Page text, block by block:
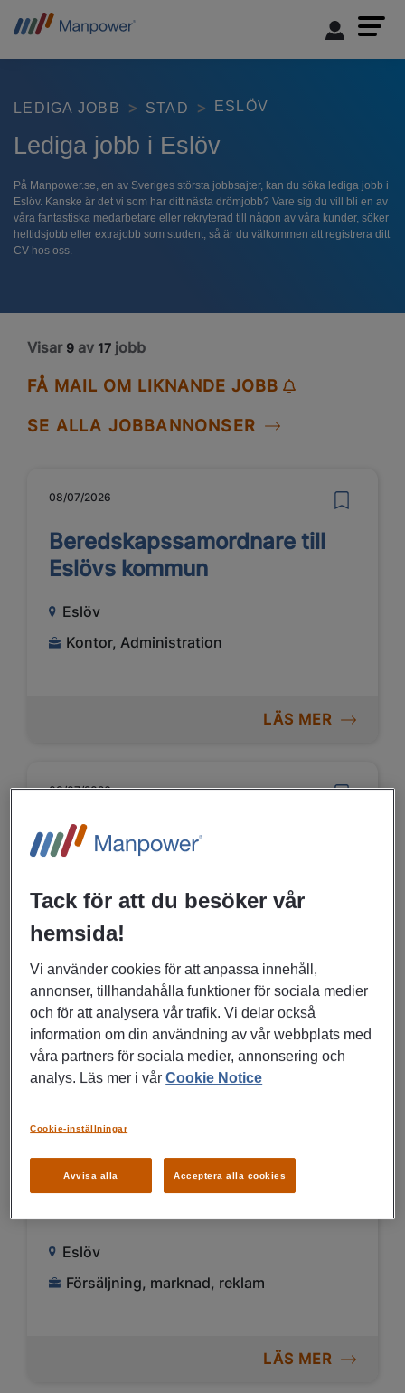
LEDIGA JOBB STAD ESLÖV
Lediga jobb i Eslöv
På Manpower.se, en av Sveriges största jobbsajter, kan du söka lediga jobb i
Eslöv. Kanske är det vi som har ditt nästa drömjobb? Vare sig du vill bli en av
våra fantastiska medarbetare eller rekryterad till någon av våra kunder, söker
heltidsjobb eller extrajobb som student, så är du välkommen att registrera ditt
CV hos oss.
SE ALLA JOBBANNONSER
Visar 9 av 17 jobb
FÅ MAIL OM LIKNANDE JOBB
08/07/2026
Beredskapssamordnare till
Eslövs kommun
Eslöv
Kontor, Administration
LÄS MER
03/07/2026
Förbutik& kassamedarbetare
ICA Kvantum Eslöv
Eslöv
Försäljning, marknad, reklam
LÄS MER
02/07/2026
Upphandlare inom
byggprojekt och
investeringar till Eslövs
Eslöv
Försäljning, marknad, reklam
LÄS MER
Tack för att du besöker vår
hemsida!
Vi använder cookies för att anpassa innehåll,
annonser, tillhandahålla funktioner för sociala medier
och för att analysera vår trafik. Vi delar också
information om din användning av vår webbplats med
våra partners för sociala medier, annonsering och
analys. Läs mer i vårCookie Notice
Avvisa alla Acceptera alla cookies
Cookie-inställningar